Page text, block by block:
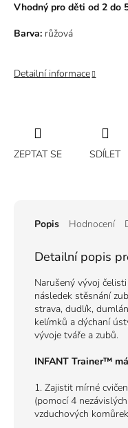
Vhodný pro děti od 2 do
Barva: růžová
Detailní informace
ZEPTAT SE SDÍLET
Popis Hodnocení
Detailní popis
Narušený vývoj
následek stěsnání
strava, dudlík,
kelímků a dýchaní
vývoje tváře a zubů.
INFANT Trainer™
1. Zajistit mírné
(pomocí 4
vzduchových